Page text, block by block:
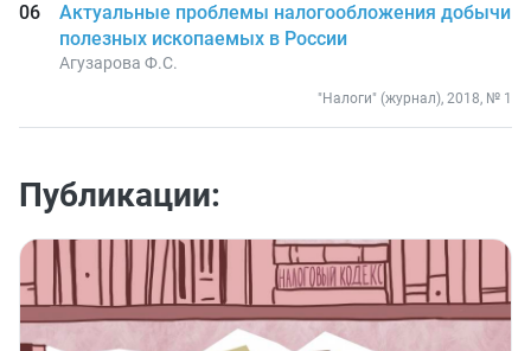
Актуальные проблемы налогообложения добычи
полезных ископаемых в России
Агузарова Ф.С.
"Налоги" (журнал), 2018, № 1
Публикации: